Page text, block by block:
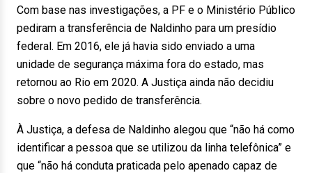
Com base nas investigações, a PF e o Ministério Público
pediram a transferência de Naldinho para um presídio
federal. Em 2016, ele já havia sido enviado a uma
unidade de segurança máxima fora do estado, mas
retornou ao Rio em 2020. A Justiça ainda não decidiu
sobre o novo pedido de transferência.
À Justiça, a defesa de Naldinho alegou que “não há como
identificar a pessoa que se utilizou da linha telefônica” e
que “não há conduta praticada pelo apenado capaz de